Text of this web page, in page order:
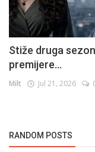
Stiže druga
premijere...
Milt Jul 21, 2026
RANDOM POSTS